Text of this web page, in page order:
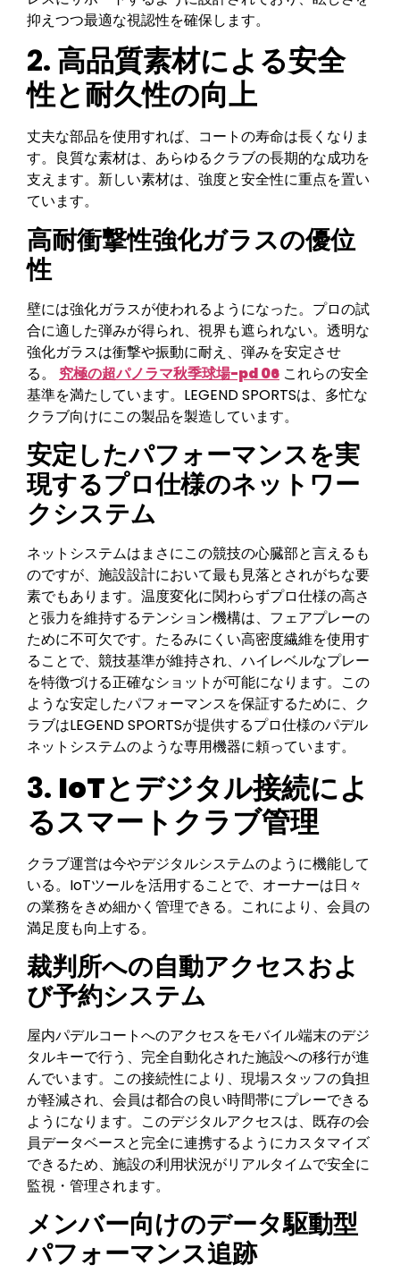
抑えつつ最適な視認性を確保します。
2. 高品質素材による安全
性と耐久性の向上
丈夫な部品を使用すれば、コートの寿命は長くなりま
す。良質な素材は、あらゆるクラブの長期的な成功を
支えます。新しい素材は、強度と安全性に重点を置い
ています。
高耐衝撃性強化ガラスの優位
性
壁には強化ガラスが使われるようになった。プロの試
合に適した弾みが得られ、視界も遮られない。透明な
強化ガラスは衝撃や振動に耐え、弾みを安定させ
る。 究極の超パノラマ秋季球場-pd 06 これらの安全
基準を満たしています。LEGEND SPORTSは、多忙な
クラブ向けにこの製品を製造しています。
安定したパフォーマンスを実
現するプロ仕様のネットワー
クシステム
ネットシステムはまさにこの競技の心臓部と言えるも
のですが、施設設計において最も見落とされがちな要
素でもあります。温度変化に関わらずプロ仕様の高さ
と張力を維持するテンション機構は、フェアプレーの
ために不可欠です。たるみにくい高密度繊維を使用す
ることで、競技基準が維持され、ハイレベルなプレー
を特徴づける正確なショットが可能になります。この
ような安定したパフォーマンスを保証するために、ク
ラブはLEGEND SPORTSが提供するプロ仕様のパデル
ネットシステムのような専用機器に頼っています。
3. IoTとデジタル接続によ
るスマートクラブ管理
クラブ運営は今やデジタルシステムのように機能して
いる。IoTツールを活用することで、オーナーは日々
の業務をきめ細かく管理できる。これにより、会員の
満足度も向上する。
裁判所への自動アクセスおよ
び予約システム
屋内パデルコートへのアクセスをモバイル端末のデジ
タルキーで行う、完全自動化された施設への移行が進
んでいます。この接続性により、現場スタッフの負担
が軽減され、会員は都合の良い時間帯にプレーできる
ようになります。このデジタルアクセスは、既存の会
員データベースと完全に連携するようにカスタマイズ
できるため、施設の利用状況がリアルタイムで安全に
監視・管理されます。
メンバー向けのデータ駆動型
パフォーマンス追跡